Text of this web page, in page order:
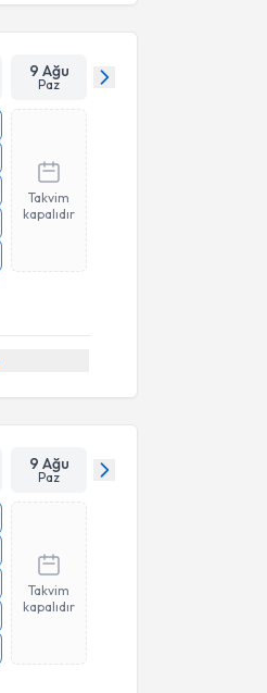
9 Ağu
Paz
Takvim
kapalıdır
9 Ağu
Paz
Takvim
kapalıdır